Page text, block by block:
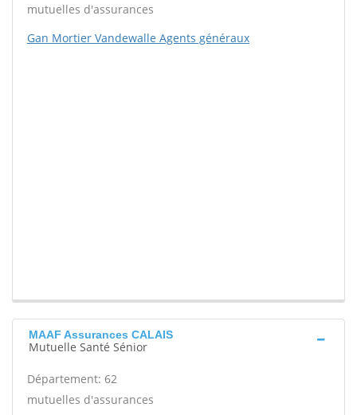
mutuelles d'assurances
Gan Mortier Vandewalle Agents généraux
MAAF Assurances CALAIS
Mutuelle Santé Sénior
Département: 62
mutuelles d'assurances